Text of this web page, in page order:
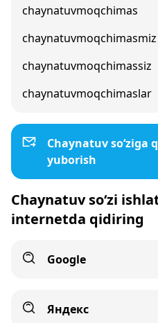
chaynatuvmoqchimas
chaynatuvmoqchimasmiz
chaynatuvmoqchimassiz
chaynatuvmoqchimaslar
Chaynatuv so‘ziga
yuborish
Chaynatuv so‘zi
internetda qidiring
Google
Яндекс